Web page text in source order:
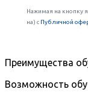
Преимущества
Возможность